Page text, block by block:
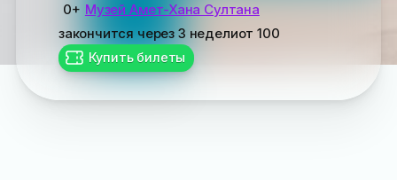
0+ Музей Амет-Хана Султана
закончится через 3 неделиот100
Купить билеты